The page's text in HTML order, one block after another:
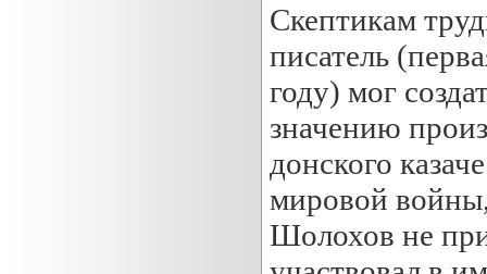
Скептикам
писатель
году) мог
значению
донского
мировой
Шолохов не